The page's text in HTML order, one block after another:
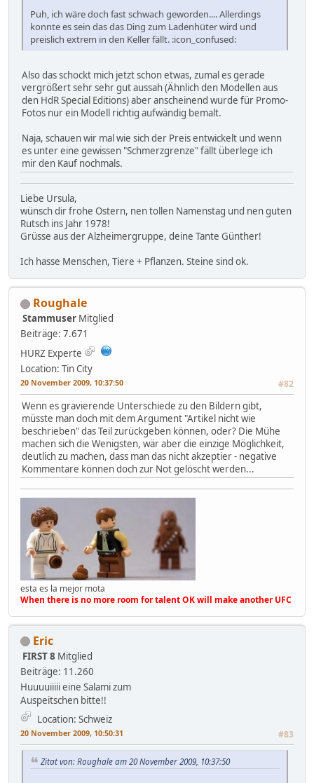
Puh, ich wäre doch fast schwach geworden.... Allerdings
konnte es sein das das Ding zum Ladenhüter wird und
preislich extrem in den Keller fällt. :icon_confused:
Also das schockt mich jetzt schon etwas, zumal es gerade
vergrößert sehr sehr gut aussah (Ähnlich den Modellen aus
den HdR Special Editions) aber anscheinend wurde für Promo-
Fotos nur ein Modell richtig aufwändig bemalt.
Naja, schauen wir mal wie sich der Preis entwickelt und wenn
es unter eine gewissen "Schmerzgrenze" fällt überlege ich
mir den Kauf nochmals.
Liebe Ursula,
wünsch dir frohe Ostern, nen tollen Namenstag und nen guten
Rutsch ins Jahr 1978!
Grüsse aus der Alzheimergruppe, deine Tante Günther!
Ich hasse Menschen, Tiere + Pflanzen. Steine sind ok.
Roughale
Stammuser Mitglied
Beiträge: 7.671
HURZ Experte
Location: Tin City
20 November 2009, 10:37:50 #82
Wenn es gravierende Unterschiede zu den Bildern gibt,
müsste man doch mit dem Argument "Artikel nicht wie
beschrieben" das Teil zurückgeben können, oder? Die Mühe
machen sich die Wenigsten, wär aber die einzige Möglichkeit,
deutlich zu machen, dass man das nicht akzeptier - negative
Kommentare können doch zur Not gelöscht werden...
esta es la mejor mota
When there is no more room for talent OK will make another UFC
Eric
FIRST 8 Mitglied
Beiträge: 11.260
Huuuuiiiii eine Salami zum
Auspeitschen bitte!!
Location: Schweiz
20 November 2009, 10:50:31 #83
Zitat von: Roughale am 20 November 2009, 10:37:50